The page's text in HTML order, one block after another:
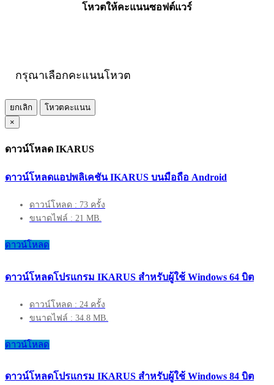
โหวตให้คะแนนซอฟต์แวร์
กรุณาเลือกคะแนนโหวต
ยกเลิก
โหวตคะแนน
×
ดาวน์โหลด IKARUS
ดาวน์โหลดแอปพลิเคชัน IKARUS บนมือถือ Android
ดาวน์โหลด : 73 ครั้ง
ขนาดไฟล์ : 21 MB.
ดาวน์โหลด
ดาวน์โหลดโปรแกรม IKARUS สำหรับผู้ใช้ Windows 64 บิต
ดาวน์โหลด : 24 ครั้ง
ขนาดไฟล์ : 34.8 MB.
ดาวน์โหลด
ดาวน์โหลดโปรแกรม IKARUS สำหรับผู้ใช้ Windows 84 บิต